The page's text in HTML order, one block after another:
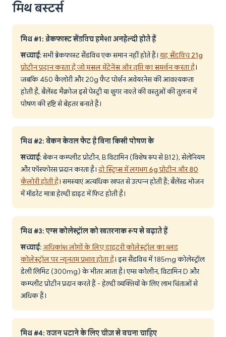
मिथ बस्टर्स
मिथ #1: ब्रेकफास्ट सैंडविच हमेशा अनहेल्दी होते हैं
सच्चाई: सभी ब्रेकफास्ट सैंडविच एक समान नहीं होते हैं।यह सैंडविच 21g
प्रोटीन प्रदान करता है जो मसल मेंटेनेंस और तृप्ति का समर्थन करता है।
जबकि 450 कैलोरी और 20g फैट पोर्शन अवेयरनेस की आवश्यकता
होती है, बैलेंस्ड मैक्रोज इसे पेस्ट्री या शुगर नाश्ते की वस्तुओं की तुलना में
पोषण की दृष्टि से बेहतर बनाते हैं।
मिथ #2: बेकन केवल फैट है बिना किसी पोषण के
सच्चाई: बेकन कम्प्लीट प्रोटीन, B विटामिन (विशेष रूप से B12), सेलेनियम
और फॉस्फोरस प्रदान करता है।दो स्ट्रिप्स में लगभग 6g प्रोटीन और 80
कैलोरी होती है। समस्याएं अत्यधिक खपत से उत्पन्न होती हैं; बैलेंस्ड भोजन
में मॉडरेट मात्रा हेल्दी डाइट में फिट होती है।
मिथ #3: एग्स कोलेस्ट्रॉल को खतरनाक रूप से बढ़ाते हैं
सच्चाई:अधिकांश लोगों के लिए डाइटरी कोलेस्ट्रॉल का ब्लड
कोलेस्ट्रॉल पर न्यूनतम प्रभाव होता है। इस सैंडविच में 185mg कोलेस्ट्रॉल
डेली लिमिट (300mg) के भीतर आता है। एग्स कोलीन, विटामिन D और
कम्प्लीट प्रोटीन प्रदान करते हैं - हेल्दी व्यक्तियों के लिए लाभ चिंताओं से
अधिक हैं।
मिथ #4: वजन घटाने के लिए चीज़ से बचना चाहिए